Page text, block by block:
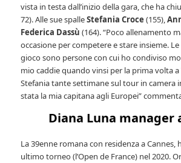
vista in testa dall’inizio della gara, che ha
72). Alle sue spalleStefania Croce (155),
Federica Dassù (164). “Poco allenamento
occasione per competere e stare insieme.
gioco sono persone con cui ho condiviso
mio caddie quando vinsi per la prima volta a
Stefania tante settimane sul tour in camera
stata la mia capitana agli Europei”
Diana Luna manager
La 39enne romana con residenza a Cannes,
ultimo torneo (l’Open de France) nel 2020.